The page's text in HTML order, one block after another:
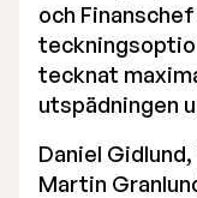
Lista på
och
tecknat
utspädningen
Daniel Gidlund,
Martin